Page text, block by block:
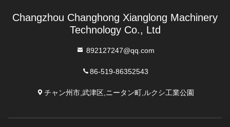
Changzhou Changhong Xianglong Machinery
Technology Co., Ltd
892127247@qq.com
86-519-86352543
チャン州市,武津区,ニータン町,ルクシ工業公園